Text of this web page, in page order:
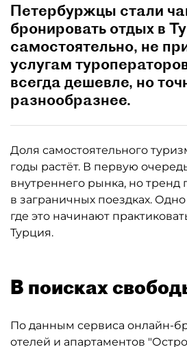
Петербуржцы стали
бронировать отдых в
самостоятельно, не
услугам
всегда дешевле, но
разнообразнее.
Доля самостоятельного
годы растёт. В первую
внутреннего рынка, но тренд
в заграничных поездках.
где это начинают
Турция.
В поисках
По данным сервиса онлайн-
отелей и апартаментов